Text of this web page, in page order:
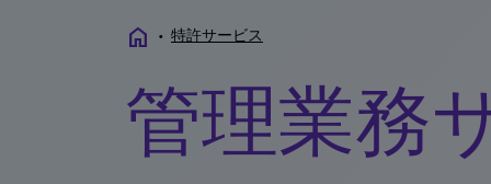
home • 特許サービス
管理業務